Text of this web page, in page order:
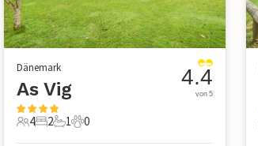
Dänemark
As Vig
4 Gäste
4
2 Schlafzimmer
2
1 Badezimmer
1
0 Haustiere
0
4.4
von 5